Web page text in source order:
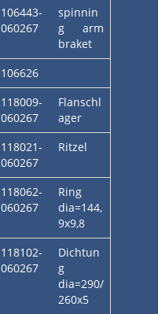
106443-
060267
spinnin
g arm
braket
106626
118009-
060267
Flanschl
ager
118021-
060267
Ritzel
118062-
060267
Ring
dia=144,
9x9,8
118102-
060267
Dichtun
g
dia=290/
260x5